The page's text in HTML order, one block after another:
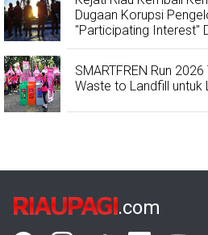
Dugaan Korupsi
"Participating Interest"
SMARTFREN Run
Waste to Landfill untuk
RIAUPAGI.com